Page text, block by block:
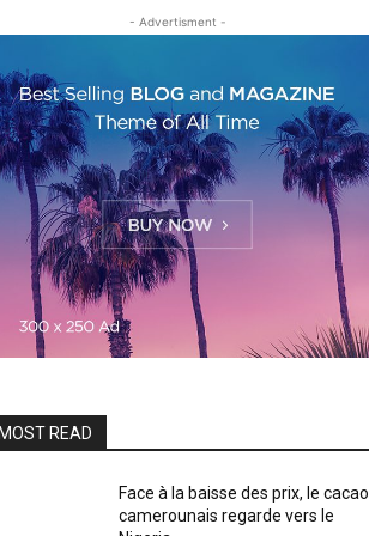
- Advertisment -
READ
Face à la baisse des prix, le cacao
camerounais regarde vers le